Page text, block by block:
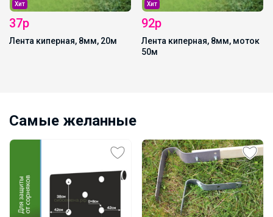
Хит
37р
Лента киперная, 8мм, 20м
Хит
92р
Лента киперная, 8мм, моток
50м
Самые желанные